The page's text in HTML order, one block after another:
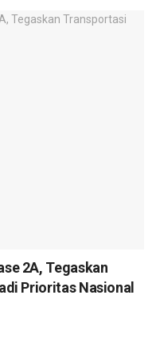
2A, Tegaskan
Prioritas Nasional